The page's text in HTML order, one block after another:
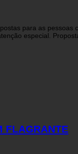
para as pessoas
especial.
FLAGRANTE